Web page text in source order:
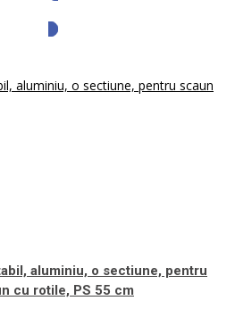
aluminiu, o sectiune, pentru
cu rotile, PS 55 cm